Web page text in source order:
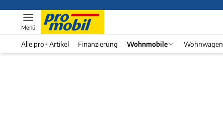
Menü
Alle pro+ Artikel Finanzierung Wohnmobile Wohnwagen